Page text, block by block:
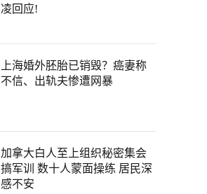
凌回应!
上海婚外胚胎已销毁？癌妻称
不信、出轨夫惨遭网暴
加拿大白人至上组织秘密集会
搞军训 数十人蒙面操练 居民深
感不安